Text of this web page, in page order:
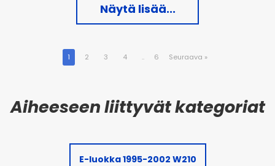
Näytä lisää...
1 2 3 4 .. 6 Seuraava »
E-luokka 1995-2002 W210